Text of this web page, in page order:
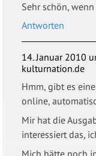
Sehr schön,
Antworten
14. Januar 2010
kulturnation.de
Hmm, gibt es
online,
Mir hat die
interessiert das,